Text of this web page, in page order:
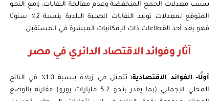
بسبب معدلات الجمع المنخفضة وعدم معالجة النفايات، ومع النمو
المتوقع لمعدلات توليد النفايات الصلبة البلدية بنسبة 2٪ سنويًا
فهو يعد أحد القطاعات ذات الإمكانيات المبشرة في المستقبل.
آثار وفوائد الاقتصاد الدائري في مصر
أولًا- الفوائد الاقتصادية:
تتمثل في زيادة بنسبة 1.0٪ في الناتج
المحلي الإجمالي (بما يقدر بنحو 5.2 مليارات يورو) مقارنة بالوضع